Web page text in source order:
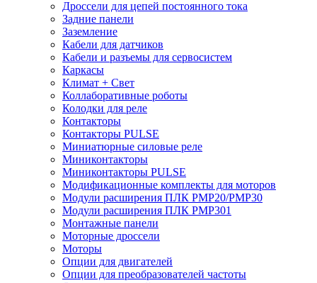
Дроссели для цепей постоянного тока
Задние панели
Заземление
Кабели для датчиков
Кабели и разъемы для сервосистем
Каркасы
Климат + Свет
Коллаборативные роботы
Колодки для реле
Контакторы
Контакторы PULSE
Миниатюрные силовые реле
Миниконтакторы
Миниконтакторы PULSE
Модификационные комплекты для моторов
Модули расширения ПЛК PMP20/PMP30
Модули расширения ПЛК PMP301
Монтажные панели
Моторные дроссели
Моторы
Опции для двигателей
Опции для преобразователей частоты